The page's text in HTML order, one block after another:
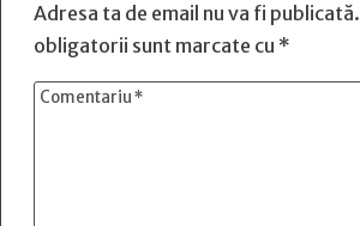
Adresa ta de email nu va fi publicată.
obligatorii sunt marcate cu *